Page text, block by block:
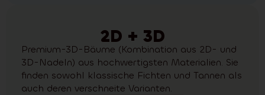
2D + 3D
Premium-3D-Bäume (Kombination aus 2D- und
3D-Nadeln) aus hochwertigsten Materialien. Sie
finden sowohl klassische Fichten und Tannen als
auch deren verschneite Varianten.